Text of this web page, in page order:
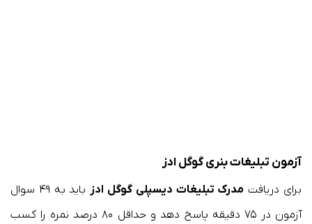
آزمون تبلیغات بنری گوگل ادز
برای دریافت مدرک تبلیغات دیسپلی گوگل ادز
باید به ۴۹ سوال
آزمون در ۷۵ دقیقه پاسخ دهد و حداقل ۸۰ درصد نمره را کسب